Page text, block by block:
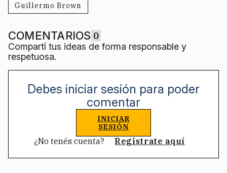
Guillermo Brown
COMENTARIOS 0
Compartí tus ideas de forma responsable y
respetuosa.
Debes iniciar sesión para poder
comentar
INICIAR
SESIÓN
¿No tenés cuenta? Registrate aquí